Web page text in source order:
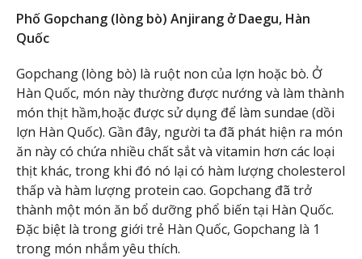
Phố Gopchang (lòng bò) Anjirang ở Daegu, Hàn
Quốc
Gopchang (lòng bò) là ruột non của lợn hoặc bò. Ở
Hàn Quốc, món này thường được nướng và làm thành
món thịt hầm,hoặc được sử dụng để làm sundae (dồi
lợn Hàn Quốc). Gần đây, người ta đã phát hiện ra món
ăn này có chứa nhiều chất sắt và vitamin hơn các loại
thịt khác, trong khi đó nó lại có hàm lượng cholesterol
thấp và hàm lượng protein cao. Gopchang đã trở
thành một món ăn bổ dưỡng phổ biến tại Hàn Quốc.
Đặc biệt là trong giới trẻ Hàn Quốc, Gopchang là 1
trong món nhắm yêu thích.